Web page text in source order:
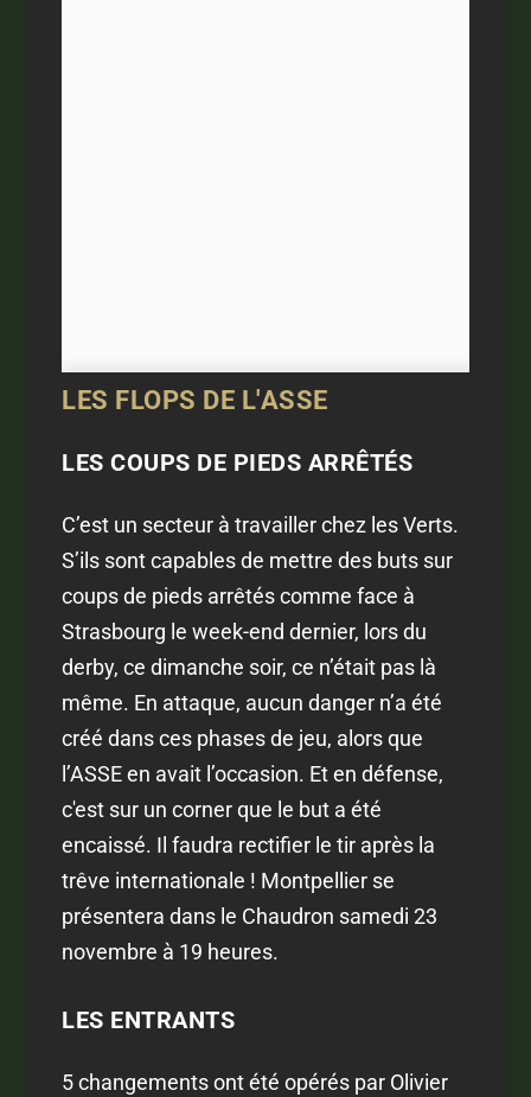
LES FLOPS DE L'ASSE
LES COUPS DE PIEDS ARRÊTÉS
C’est un secteur à travailler chez les Verts.
S’ils sont capables de mettre des buts sur
coups de pieds arrêtés comme face à
Strasbourg le week-end dernier, lors du
derby, ce dimanche soir, ce n’était pas là
même. En attaque, aucun danger n’a été
créé dans ces phases de jeu, alors que
l’ASSE en avait l’occasion. Et en défense,
c'est sur un corner que le but a été
encaissé. Il faudra rectifier le tir après la
trêve internationale ! Montpellier se
présentera dans le Chaudron samedi 23
novembre à 19 heures.
LES ENTRANTS
5 changements ont été opérés par Olivier